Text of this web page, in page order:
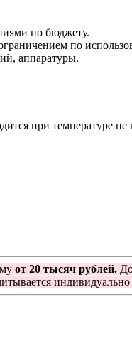
по бюджету.
по
аппаратуры.
при температуре
от 20 тысяч рублей.